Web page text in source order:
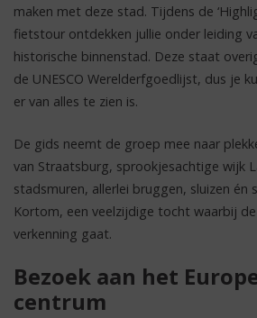
maken met deze stad. Tijdens de
fietstour ontdekken jullie onder leiding
historische binnenstad. Deze staat
de UNESCO Werelderfgoedlijst, dus je
er van alles te zien is.
De gids neemt de groep mee naar
van Straatsburg, sprookjesachtige wijk
stadsmuren, allerlei bruggen, sluizen én
Kortom, een veelzijdige tocht waarbij
verkenning gaat.
Bezoek aan het
centrum